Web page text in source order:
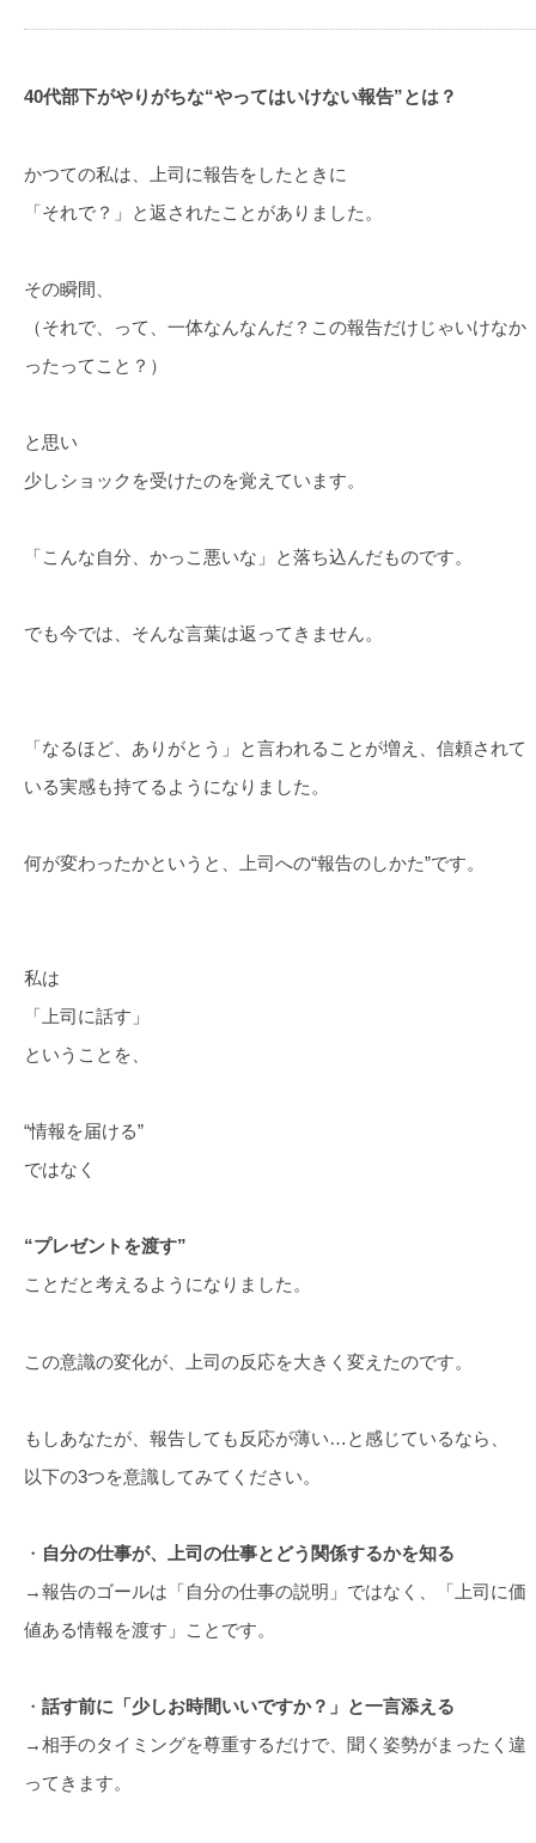
40代部下がやりがちな“やってはいけない報告”とは？
かつての私は、上司に報告をしたときに
「それで？」と返されたことがありました。
その瞬間、
（それで、って、一体なんなんだ？この報告だけじゃいけなか
ったってこと？）
と思い
少しショックを受けたのを覚えています。
「こんな自分、かっこ悪いな」と落ち込んだものです。
でも今では、そんな言葉は返ってきません。
「なるほど、ありがとう」と言われることが増え、信頼されて
いる実感も持てるようになりました。
何が変わったかというと、上司への“報告のしかた”です。
私は
「上司に話す」
ということを、
“情報を届ける”
ではなく
“プレゼントを渡す”
ことだと考えるようになりました。
この意識の変化が、上司の反応を大きく変えたのです。
もしあなたが、報告しても反応が薄い…と感じているなら、
以下の3つを意識してみてください。
・ 自分の仕事が、上司の仕事とどう関係するかを知る
→報告のゴールは「自分の仕事の説明」ではなく、「上司に価
値ある情報を渡す」ことです。
・ 話す前に「少しお時間いいですか？」と一言添える
→相手のタイミングを尊重するだけで、聞く姿勢がまったく違
ってきます。